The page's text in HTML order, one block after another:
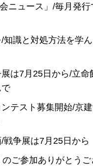
ニュース」/毎月発行
識と対処方法を学
は7月25日から/立命
テスト募集開始/京
戦争展は7月25日から
のご参加ありがとう